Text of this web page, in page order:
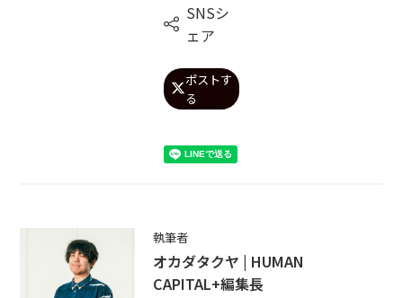

SNSシ
ェア

ポストす
る
執筆者
オカダタクヤ | HUMAN
CAPITAL+編集長